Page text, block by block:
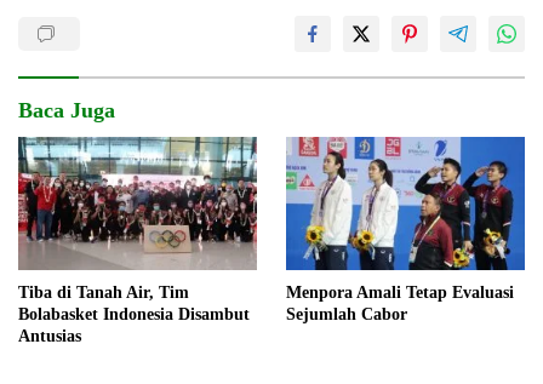
Baca Juga
Tiba di Tanah Air, Tim
Bolabasket Indonesia Disambut
Antusias
Menpora Amali Tetap Evaluasi
Sejumlah Cabor